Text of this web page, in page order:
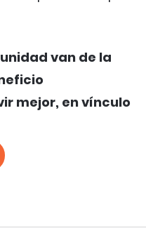
van de la
mejor, en vínculo